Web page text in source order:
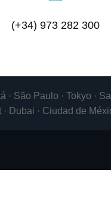
(+34) 973 282 300
· São Paulo · Tokyo ·
Dubai · Ciudad de